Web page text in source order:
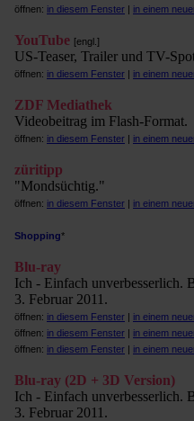
öffnen: in diesem Fenster | in einem
YouTube [engl.]
US-Teaser, Trailer und TV-
öffnen: in diesem Fenster | in einem
ZDF Mediathek
Videobeitrag im Flash-Format.
öffnen: in diesem Fenster | in einem
züritipp
"Mondsüchtig."
öffnen: in diesem Fenster | in einem
Shopping*
Blu-ray
Ich - Einfach unverbesserlich.
3. Februar 2011.
öffnen: in diesem Fenster | in einem
öffnen: in diesem Fenster | in einem
öffnen: in diesem Fenster | in einem
Blu-ray (2D + 3D Version)
Ich - Einfach unverbesserlich.
3. Februar 2011.